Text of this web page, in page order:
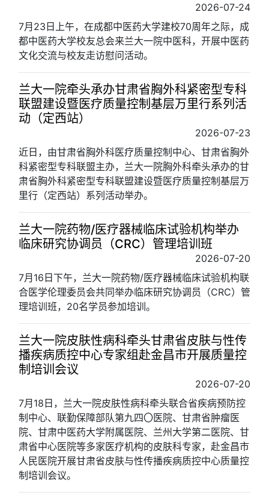
2026-07-24
7月23日上午，在成都中医药大学建校70周年之际，成
都中医药大学校友总会来兰大一院中医科，开展中医药
文化交流与校友走访慰问活动。
兰大一院牵头承办甘肃省胸外科紧密型专科
联盟建设暨医疗质量控制基层万里行系列活
动（定西站）
2026-07-23
近日，由甘肃省胸外科医疗质量控制中心、甘肃省胸外
科紧密型专科联盟主办，兰大一院胸外科牵头承办的甘
肃省胸外科紧密型专科联盟建设暨医疗质量控制基层万
里行（定西站）系列活动举办。
兰大一院药物/医疗器械临床试验机构举办
临床研究协调员（CRC）管理培训班
2026-07-20
7月16日下午，兰大一院药物/医疗器械临床试验机构联
合医学伦理委员会共同举办临床研究协调员（CRC）管
理培训班，20名学员参加培训。
兰大一院皮肤性病科牵头甘肃省皮肤与性传
播疾病质控中心专家组赴金昌市开展质量控
制培训会议
2026-07-20
7月18日，兰大一院皮肤性病科牵头联合省疾病预防控
制中心、联勤保障部队第九四〇医院、甘肃省肿瘤医
院、甘肃中医药大学附属医院、兰州大学第二医院、甘
肃省中心医院等多家医疗机构的皮肤科专家，赴金昌市
人民医院开展甘肃省皮肤与性传播疾病质控中心质量控
制培训会议。